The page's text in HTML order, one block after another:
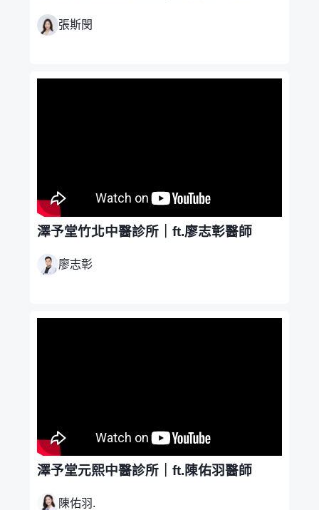
張斯閔
澤予堂竹北中醫診所｜ft.廖志彰醫師
廖志彰
澤予堂元熙中醫診所｜ft.陳佑羽醫師
陳佑羽.